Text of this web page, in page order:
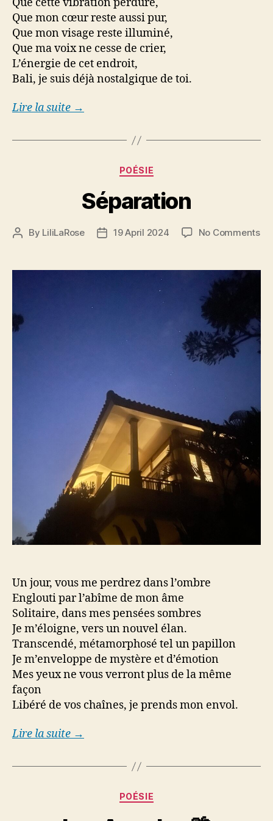
Que mon cœur reste aussi pur,
Que mon visage reste illuminé,
Que ma voix ne cesse de crier,
L’énergie de cet endroit,
Bali, je suis déjà nostalgique de toi.
Lire la suite →
Categories
POÉSIE
Séparation
Post
By LiliLaRose
Post19 April 2024 No Commentson
Un jour, vous me perdrez dans l’ombre
Englouti par l’abîme de mon âme
Solitaire, dans mes pensées sombres
Je m’éloigne, vers un nouvel élan.
Transcendé, métamorphosé tel un papillon
Je m’enveloppe de mystère et d’émotion
Mes yeux ne vous verront plus de la même
façon
Libéré de vos chaînes, je prends mon envol.
Lire la suite →
Categories
POÉSIE